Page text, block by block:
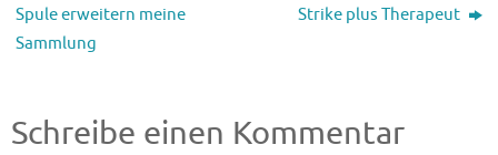
Spule erweitern meine
Sammlung
Strike plus Therapeut
Schreibe einen Kommentar